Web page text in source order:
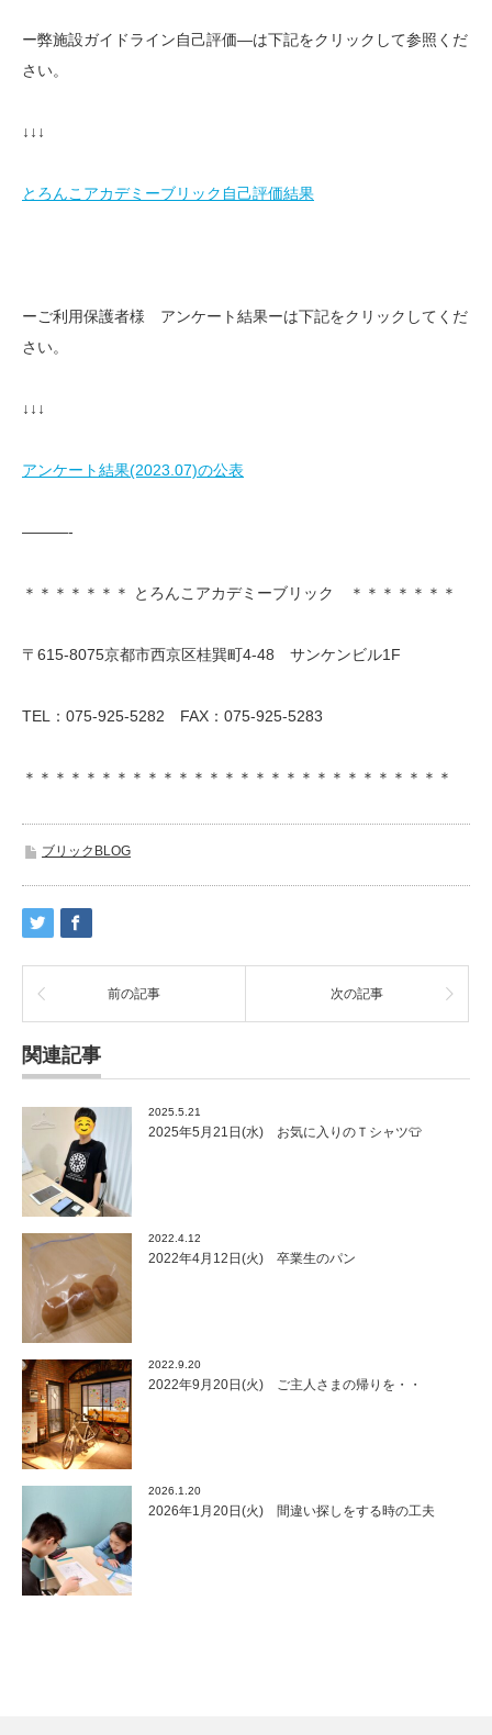
ー弊施設ガイドライン自己評価—は下記をクリックして参照くだ
さい。
↓↓↓
とろんこアカデミーブリック自己評価結果
ーご利用保護者様 アンケート結果ーは下記をクリックしてくだ
さい。
↓↓↓
アンケート結果(2023.07)の公表
———-
＊＊＊＊＊＊＊ とろんこアカデミーブリック ＊＊＊＊＊＊＊
〒615-8075京都市西京区桂巽町4-48 サンケンビル1F
TEL：075-925-5282 FAX：075-925-5283
＊＊＊＊＊＊＊＊＊＊＊＊＊＊＊＊＊＊＊＊＊＊＊＊＊＊＊＊
ブリックBLOG
前の記事 次の記事
関連記事
2025.5.21
2025年5月21日(水) お気に入りのＴシャツ👕
2022.4.12
2022年4月12日(火) 卒業生のパン
2022.9.20
2022年9月20日(火) ご主人さまの帰りを・・
2026.1.20
2026年1月20日(火) 間違い探しをする時の工夫